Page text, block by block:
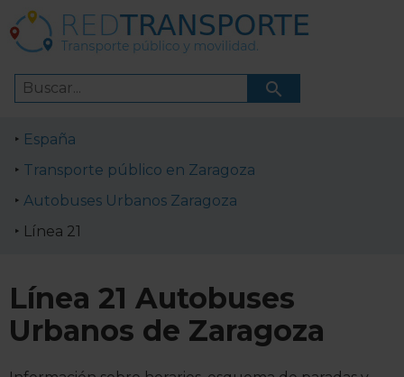
España
Transporte público en Zaragoza
Autobuses Urbanos Zaragoza
Línea 21
Línea 21 Autobuses
Urbanos de Zaragoza